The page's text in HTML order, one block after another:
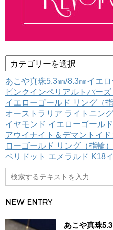
テ
ゴ
リ
ー
あこや真珠5.3㎜/8.3㎜イエ
ピンクインペリアルトパー
イエローゴールド リング（指
オーストラリア ライトニン
イヤモンド イエローゴール
アウイナイト＆デマントイ
ローゴールド リング（指輪）
ペリドット エメラルド K18
NEW ENTRY
あこや真珠